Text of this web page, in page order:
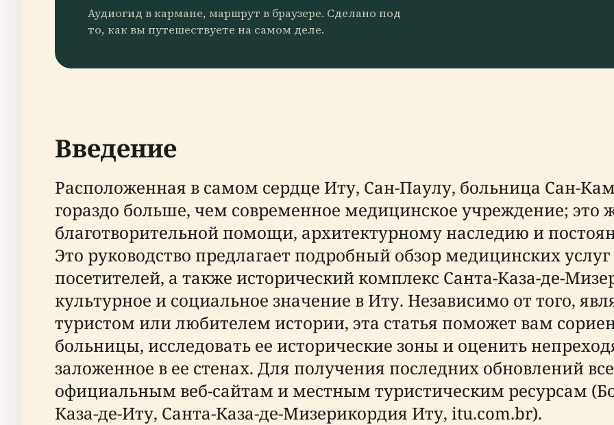
Аудиогид в кармане, маршрут в браузере. Сделано под
то, как вы путешествуете на самом деле.
Введение
Расположенная в самом сердце Иту, Сан-Паулу, больница Сан-
гораздо больше, чем современное медицинское учреждение; это
благотворительной помощи, архитектурному наследию и
Это руководство предлагает подробный обзор медицинских
посетителей, а также исторический комплекс Санта-Каза-де-
культурное и социальное значение в Иту. Независимо от того,
туристом или любителем истории, эта статья поможет вам
больницы, исследовать ее исторические зоны и оценить
заложенное в ее стенах. Для получения последних обновлений
официальным веб-сайтам и местным туристическим ресурсам
Каза-де-Иту, Санта-Каза-де-Мизерикордия Иту, itu.com.br).